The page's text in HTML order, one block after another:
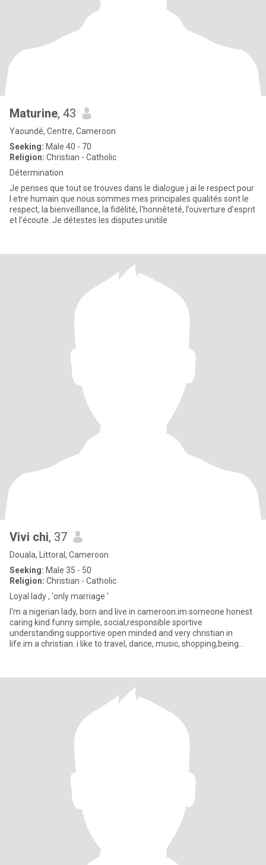
Maturine, 43
Yaoundé, Centre, Cameroon
Seeking: Male 40 - 70
Religion: Christian - Catholic
Détermination
Je penses que tout se trouves dans le dialogue j ai le respect pour
l etre humain que nous sommes mes principales qualités sont le
respect, la bienveillance, la fidélité, l’honnêteté, l’ouverture d’esprit
et l’écoute. Je détestes les disputes unitile
Vivi chi, 37
Douala, Littoral, Cameroon
Seeking: Male 35 - 50
Religion: Christian - Catholic
Loyal lady , 'only marriage '
I'm a nigerian lady, born and live in cameroon.im someone honest
caring kind funny simple, social,responsible sportive
understanding supportive open minded and very christian in
life.im a christian. i like to travel, dance, music, shopping,being